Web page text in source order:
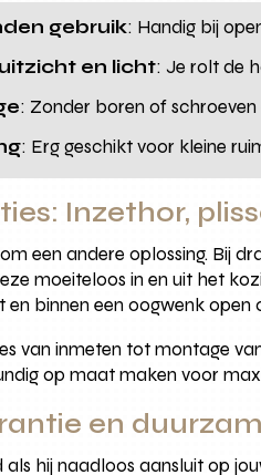
gebruik: Handig bij
en licht: Je rolt de
: Zonder boren of
: Erg geschikt voor kleine
Inzethor,
een andere oplossing. Bij
moeiteloos in en uit het
binnen een oogwenk open
van inmeten tot montage
op maat maken voor
en
hij naadloos aansluit op